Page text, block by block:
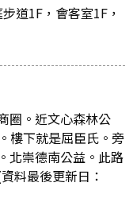
道1F，會客室1F，
圈。近文心森林公
樓下就是屈臣氏。旁
北崇德南公益。此路
料最後更新日：